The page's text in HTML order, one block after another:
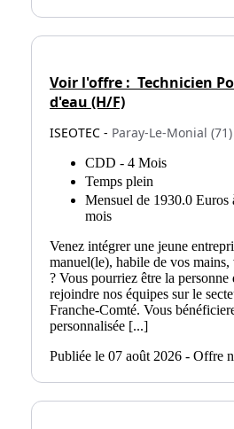
Voir l'offre : Technicien
d'eau (H/F)
ISEOTEC - Paray-Le-Monial (71)
CDD - 4 Mois
Temps plein
Mensuel de 1930.0 Euros
mois
Venez intégrer une jeune
manuel(le), habile de vos
? Vous pourriez être la
rejoindre nos équipes sur le
Franche-Comté. Vous
personnalisée [...]
Publiée le 07 août 2026 - Offre